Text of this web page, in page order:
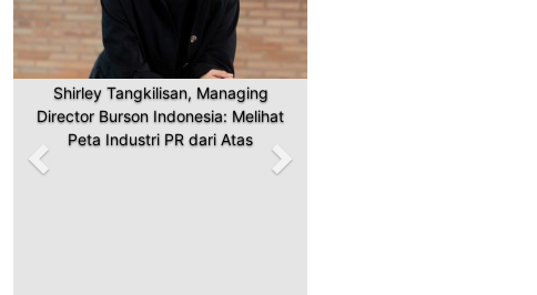
Shirley Tangkilisan, Managing
Director Burson Indonesia: Melihat
Peta Industri PR dari Atas